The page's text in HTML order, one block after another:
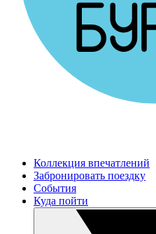
Коллекция впечатлений
Забронировать поездку
События
Куда пойти